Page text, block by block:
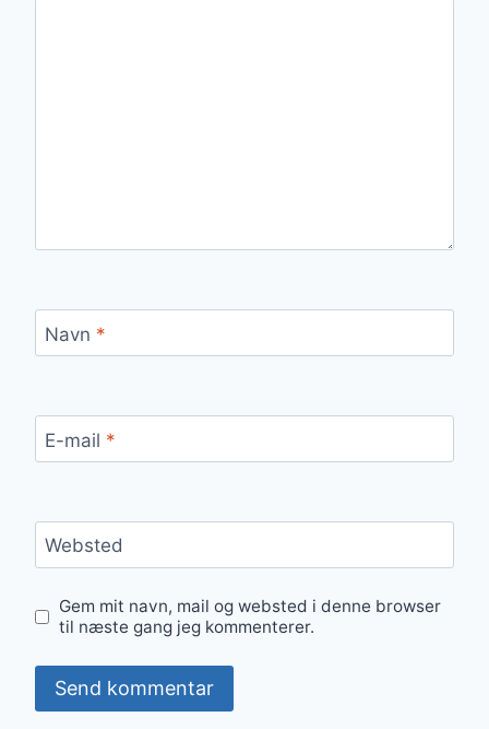
Navn *
E-mail *
Websted
Gem mit navn, mail og websted i denne browser
til næste gang jeg kommenterer.